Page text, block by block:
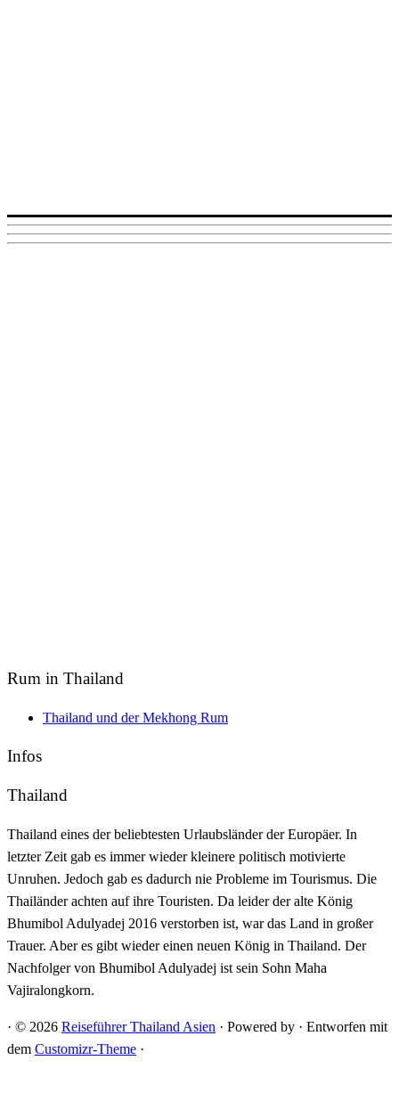
Rum in Thailand
Thailand und der Mekhong Rum
Infos
Thailand
Thailand eines der beliebtesten Urlaubsländer der Europäer. In
letzter Zeit gab es immer wieder kleinere politisch motivierte
Unruhen. Jedoch gab es dadurch nie Probleme im Tourismus. Die
Thailänder achten auf ihre Touristen. Da leider der alte König
Bhumibol Adulyadej 2016 verstorben ist, war das Land in großer
Trauer. Aber es gibt wieder einen neuen König in Thailand. Der
Nachfolger von Bhumibol Adulyadej ist sein Sohn Maha
Vajiralongkorn.
· © 2026 Reiseführer Thailand Asien · Powered by · Entworfen mit
dem Customizr-Theme ·